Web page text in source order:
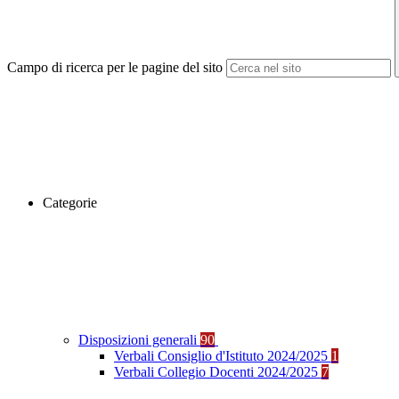
Campo di ricerca per le pagine del sito
Categorie
Disposizioni generali 90
Verbali Consiglio d'Istituto 2024/2025 1
Verbali Collegio Docenti 2024/2025 7